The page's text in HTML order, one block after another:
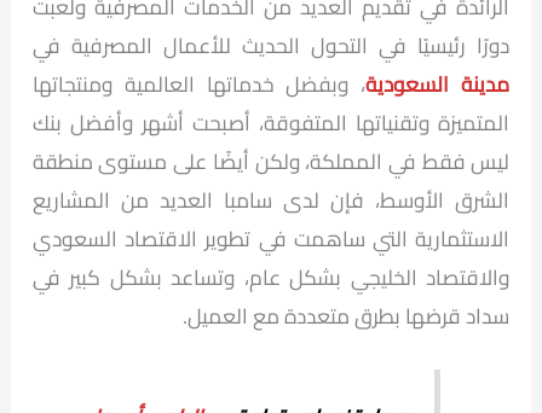
دورًا رئيسيًا في التحول الحديث للأعمال المصرفية في
مدينة السعودية، وبفضل خدماتها العالمية ومنتجاتها
المتميزة وتقنياتها المتفوقة، أصبحت أشهر وأفضل بنك
ليس فقط في المملكة، ولكن أيضًا على مستوى منطقة
الشرق الأوسط، فإن لدى سامبا العديد من المشاريع
الاستثمارية التي ساهمت في تطوير الاقتصاد السعودي
والاقتصاد الخليجي بشكل عام، وتساعد بشكل كبير في
سداد قرضها بطرق متعددة مع العميل.